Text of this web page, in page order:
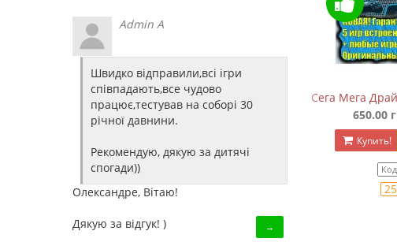
Admin A
Швидко відправили,всі ігри
співпадають,все чудово
працює,тестував на соборі 30
річної давнини.
Рекомендую, дякую за дитячі
спогади))
Олександре, Вітаю!
Дякую за відгук! ) →
Dendy Junior +500 игр (Заводской, с рычажком)
1 080.00 грн.
1 350.00 грн.
24 отзывов
Сега Мега
650.00
Купить!